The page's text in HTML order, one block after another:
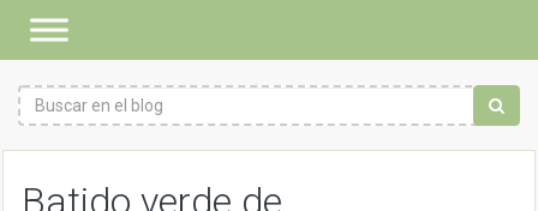
Batido verde de